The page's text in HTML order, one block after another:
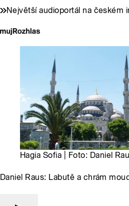
Největší audioportál na českém
Hagia Sofia | Foto: Daniel
Daniel Raus: Labutě a chrám